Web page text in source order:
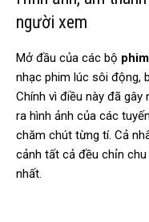
người xem
Mở đầu của các bộ
nhạc phim lúc sôi động,
Chính vì điều này đã
ra hình ảnh của các
chăm chút từng tí. Cả
cảnh tất cả đều chỉn
nhất.